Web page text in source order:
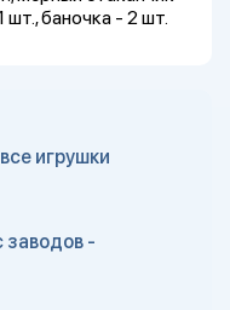
шт., баночка - 2 шт.
игрушки
заводов -